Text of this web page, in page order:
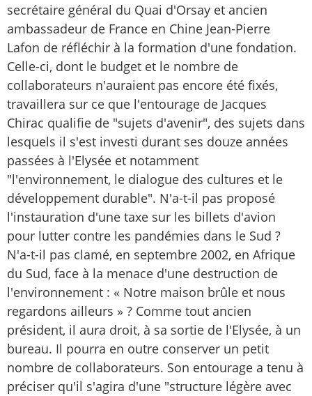
secrétaire général du Quai d'Orsay et ancien
ambassadeur de France en Chine Jean-Pierre
Lafon de réfléchir à la formation d'une fondation.
Celle-ci, dont le budget et le nombre de
collaborateurs n'auraient pas encore été fixés,
travaillera sur ce que l'entourage de Jacques
Chirac qualifie de "sujets d'avenir", des sujets dans
lesquels il s'est investi durant ses douze années
passées à l'Elysée et notamment
"l'environnement, le dialogue des cultures et le
développement durable". N'a-t-il pas proposé
l'instauration d'une taxe sur les billets d'avion
pour lutter contre les pandémies dans le Sud ?
N'a-t-il pas clamé, en septembre 2002, en Afrique
du Sud, face à la menace d'une destruction de
l'environnement : « Notre maison brûle et nous
regardons ailleurs » ? Comme tout ancien
président, il aura droit, à sa sortie de l'Elysée, à un
bureau. Il pourra en outre conserver un petit
nombre de collaborateurs. Son entourage a tenu à
préciser qu'il s'agira d'une "structure légère avec